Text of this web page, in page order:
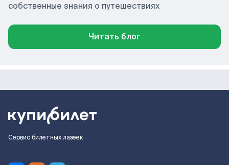
собственные знания о путешествиях
Читать блог
Сервис билетных лазеек